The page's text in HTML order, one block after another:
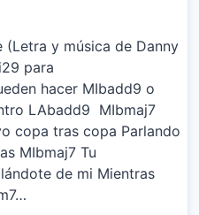
(Letra y música de Danny
para
hacer MIbadd9 o
LAbadd9 MIbmaj7
copa tras copa Parlando
MIbmaj7 Tu
de mi Mientras